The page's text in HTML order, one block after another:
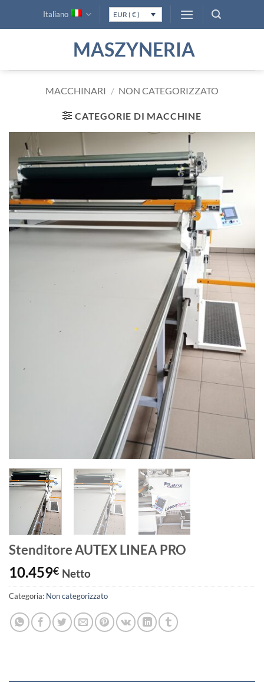
Italiano EUR ( € )
MASZYNERIA
MACCHINARI / NON CATEGORIZZATO
CATEGORIE DI MACCHINE
Stenditore AUTEX LINEA PRO
10.459€ Netto
Categoria: Non categorizzato